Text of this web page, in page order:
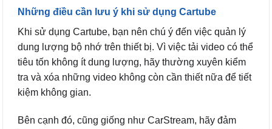
Những điều cần lưu ý khi sử dụng Cartube
Khi sử dụng Cartube, bạn nên chú ý đến việc quản lý
dung lượng bộ nhớ trên thiết bị. Vì việc tải video có thể
tiêu tốn không ít dung lượng, hãy thường xuyên kiểm
tra và xóa những video không còn cần thiết nữa để tiết
kiệm không gian.
Bên cạnh đó, cũng giống như CarStream, hãy đảm